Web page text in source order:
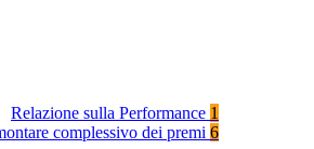
Relazione sulla Performance 1
complessivo dei premi 6